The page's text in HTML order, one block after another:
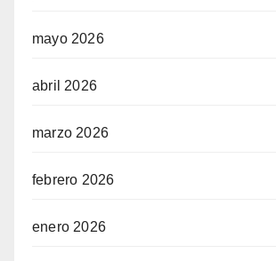
mayo 2026
abril 2026
marzo 2026
febrero 2026
enero 2026